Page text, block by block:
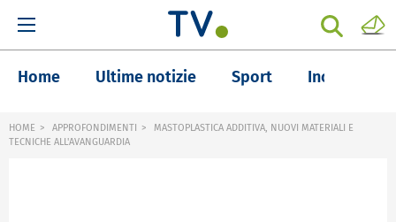
Home Ultime notizie Sport Inchieste
HOME APPROFONDIMENTI
MASTOPLASTICA ADDITIVA, NUOVI MATERIALI E
TECNICHE ALL'AVANGUARDIA